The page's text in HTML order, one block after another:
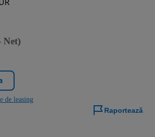
Net)
de leasing
Raportează